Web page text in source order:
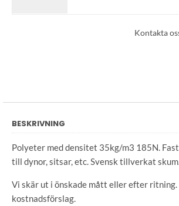
Kontakta
BESKRIVNING
Polyeter med densitet 35kg/m3 185N.
till dynor, sitsar, etc. Svensk tillverkat skum.
Vi skär ut i önskade mått eller efter
kostnadsförslag.